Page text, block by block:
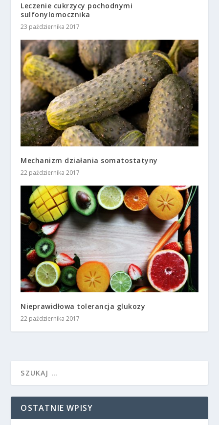
Leczenie cukrzycy pochodnymi
sulfonylomocznika
23 października 2017
Mechanizm działania somatostatyny
22 października 2017
Nieprawidłowa tolerancja glukozy
22 października 2017
OSTATNIE WPISY